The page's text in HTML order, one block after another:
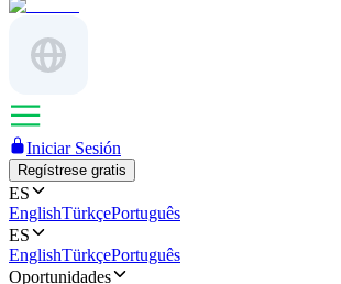
Iniciar Sesión
Regístrese gratis
ES
EnglishTürkçePortuguês
ES
EnglishTürkçePortuguês
Oportunidades